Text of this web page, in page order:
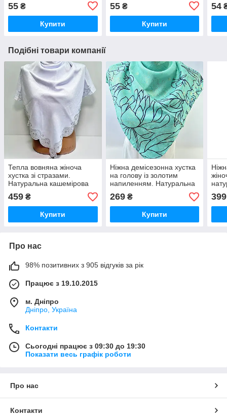
55 ₴
Купити
55₴
Купити
54
Подібні товари компанії
Тепла вовняна жіноча
хустка зі стразами.
Натуральна кашемірова
зимова турецька хустка
459 ₴
Купити
Ніжна демісезонна хустка
на голову із золотим
напиленням. Натуральна
турецька бавовняна
хустка
269₴
Купити
399
Про нас
98% позитивних з 905 відгуків за рік
Працює з 19.10.2015
м. Дніпро
Дніпро, Україна
Контакти
Сьогодні працює з 09:30 до 19:30
Показати весь графік роботи
Про нас
Контакти